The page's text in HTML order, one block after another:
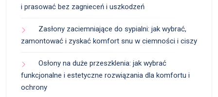
i prasować bez zagnieceń i uszkodzeń
Zasłony zaciemniające do sypialni: jak wybrać,
zamontować i zyskać komfort snu w ciemności i ciszy
Osłony na duże przeszklenia: jak wybrać
funkcjonalne i estetyczne rozwiązania dla komfortu i
ochrony